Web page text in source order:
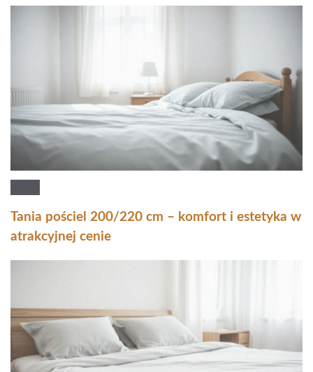
Tania pościel 200/220 cm – komfort i estetyka w
atrakcyjnej cenie